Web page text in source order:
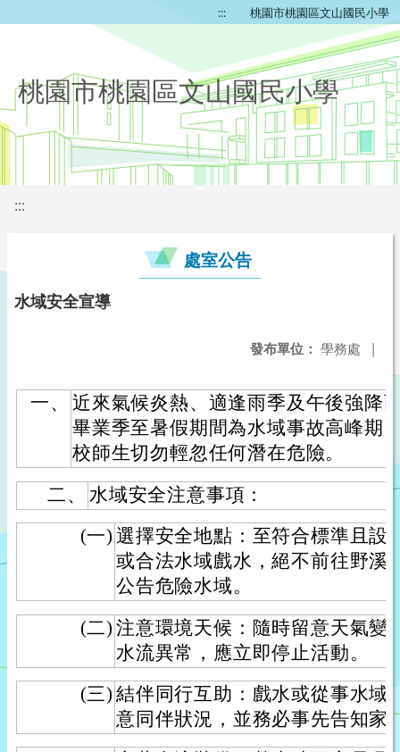
::: 桃園市桃園區文山國民小學
桃園市桃園區文山國民小學
:::
處室公告
水域安全宣導
發布單位： 學務處 |
一、
近來氣候炎熱、適逢雨季及午後強降
畢業季至暑假期間為水域事故高峰期
校師生切勿輕忽任何潛在危險。
二、
水域安全注意事項：
(一) 選擇安全地點：至符合標準且設
或合法水域戲水，絕不前往野溪
公告危險水域。
(二) 注意環境天候：隨時留意天氣變
水流異常，應立即停止活動。
(三) 結伴同行互助：戲水或從事水域
意同伴狀況，並務必事先告知家